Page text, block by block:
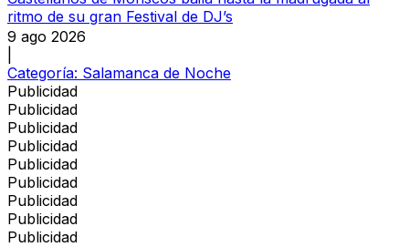
ritmo de su gran Festival de DJ’s
9 ago 2026
Categoría: Salamanca de Noche
Publicidad
Publicidad
Publicidad
Publicidad
Publicidad
Publicidad
Publicidad
Publicidad
Publicidad